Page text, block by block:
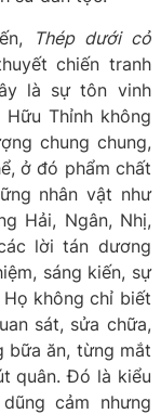
Thép dưới cỏ
chiến tranh
là sự tôn vinh
Thỉnh không
chung chung,
ở đó phẩm chất
nhân vật như
Hải, Ngân, Nhị,
lời tán dương
sáng kiến, sự
không chỉ biết
sát, sửa chữa,
bữa ăn, từng mắt
quân. Đó là kiểu
cảm nhưng